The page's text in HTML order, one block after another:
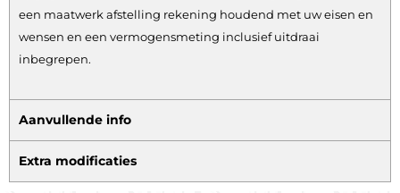
een maatwerk afstelling rekening houdend met uw eisen en
wensen en een vermogensmeting inclusief uitdraai
inbegrepen.
Aanvullende info
Extra modificaties